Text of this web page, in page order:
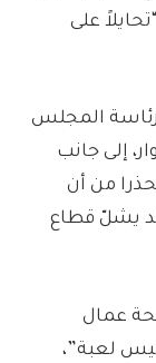
على
المجلس
إلى جانب
من أن
يشلّ قطاع
عمال
لعبة”،